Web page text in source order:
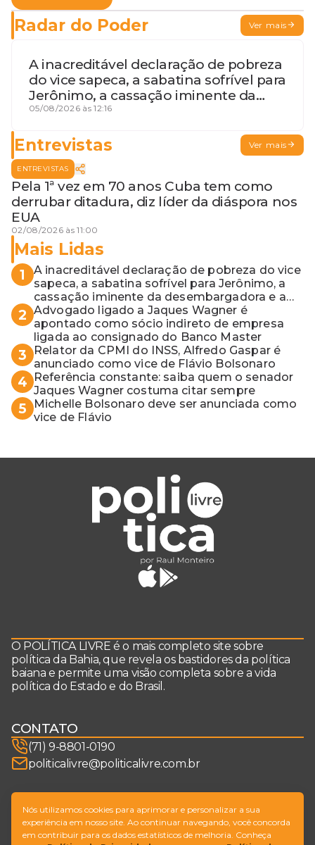
Radar do Poder Ver mais
A inacreditável declaração de pobreza
do vice sapeca, a sabatina sofrível para
Jerônimo, a cassação iminente da
desembargadora e a vaga do Quinto
05/08/2026 às 12:16
Entrevistas Ver mais
ENTREVISTAS
Pela 1ª vez em 70 anos Cuba tem como
derrubar ditadura, diz líder da diáspora nos
EUA
02/08/2026 às 11:00
Mais Lidas
1
A inacreditável declaração de pobreza do vice
sapeca, a sabatina sofrível para Jerônimo, a
cassação iminente da desembargadora e a
vaga do Quinto para o MP baiano
2 Advogado ligado a Jaques Wagner é
apontado como sócio indireto de empresa
ligada ao consignado do Banco Master
3
Relator da CPMI do INSS, Alfredo Gaspar é
anunciado como vice de Flávio Bolsonaro
4
Referência constante: saiba quem o senador
Jaques Wagner costuma citar sempre
5
Michelle Bolsonaro deve ser anunciada como
vice de Flávio
O POLÍTICA LIVRE é o mais completo site sobre
política da Bahia, que revela os bastidores da política
baiana e permite uma visão completa sobre a vida
política do Estado e do Brasil.
CONTATO
(71) 9-8801-0190
politicalivre@politicalivre.com.br
SIGA-NOS
Nós utilizamos cookies para aprimorar e personalizar a sua
experiência em nosso site. Ao continuar navegando, você concorda
em contribuir para os dados estatísticos de melhoria. Conheça